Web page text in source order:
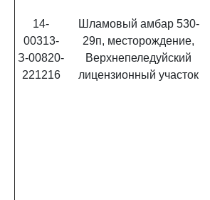
14-
00313-
З-00820-
221216
Шламовый амбар 530-
29п, месторождение,
Верхнепеледуйский
лицензионный участок